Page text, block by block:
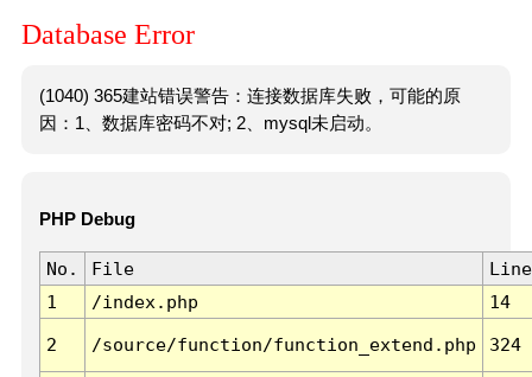
Database Error
(1040) 365建站错误警告：连接数据库失败，可能的原
因：1、数据库密码不对; 2、mysql未启动。
PHP Debug
No. File
Line
1
/index.php 14
2 /source/function/function_extend.php 324